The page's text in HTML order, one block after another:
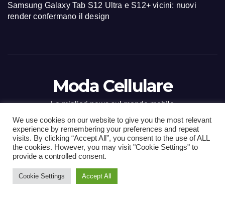
Samsung Galaxy Tab S12 Ultra e S12+ vicini: nuovi
render confermano il design
Moda Cellulare
Le migliori news sul mondo mobile
Proudly powered by WordPress| Tema: Newsup diThemeansar
Home ContactCONTATTI
We use cookies on our website to give you the most relevant
experience by remembering your preferences and repeat
visits. By clicking “Accept All”, you consent to the use of ALL
the cookies. However, you may visit "Cookie Settings" to
provide a controlled consent.
Cookie Settings Accept All